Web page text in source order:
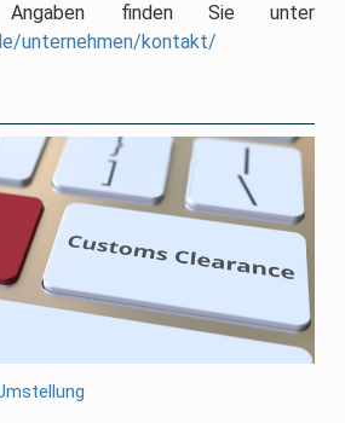
finden Sie unter
unternehmen/kontakt/